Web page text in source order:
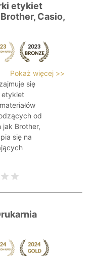
etykiet
Casio,
Pokaż więcej >>
się
etykiet
od
Brother,
się na